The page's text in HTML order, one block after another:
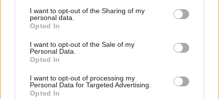
not limited to your visit or usage behaviour. You may click to
grant or deny consent to Google and its third-party tags to
use your data for below specified purposes in below Google
consent section.
I want to opt-out of the Sharing of my
personal data.
Opted In
I want to opt-out of the Sale of my
Personal Data.
Opted In
I want to opt-out of processing my
Personal Data for Targeted Advertising.
Opted In
2024. november. 20. 07:50
Érkezési sorrendben lehet majd felszólalni.
NEM FÉRTEK BE AZ EMBEREK A TEREMBE AZ
LMP SÓSKÚTI KÖZMEGHALLGATÁSÁN
2024. január. 25. 09:21
Helyi népszavazást indít a zöld párt.
DECEMBER 13-ÁN TARTJÁK A SZOKÁSOS ÉVI